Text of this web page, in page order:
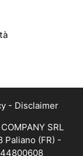
- Disclaimer
SRL
Paliano (FR) -